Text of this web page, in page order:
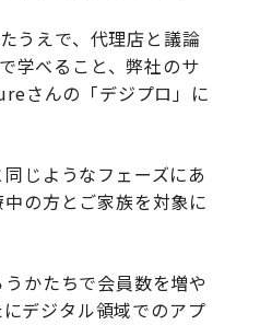
うえで、代理店と議論
学べること、弊社のサ
さんの「デジプロ」に
じようなフェーズにあ
の方とご家族を対象に
かたちで会員数を増や
デジタル領域でのアプ